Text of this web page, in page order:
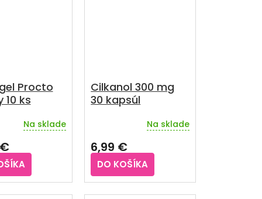
Procto
10 ks
Na sklade
Cilkanol 300 mg
30 kapsúl
produktu
je
5,0
z
5
Na sklade
6,99 €
DO KOŠÍKA